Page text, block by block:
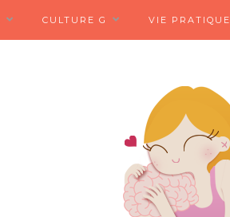
CULTURE G VIE PRATIQUE